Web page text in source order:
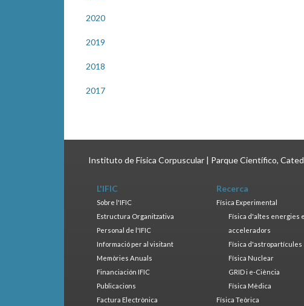
2020
2019
2018
2017
Instituto de Física Corpuscular | Parque Científico,
L'IFIC
Sobre l'IFIC
Estructura Organitzativa
Personal de l'IFIC
Informació per al visitant
Memòries Anuals
Financiación IFIC
Publicacions
Factura Electrònica
Recerca
Física Experimental
Física d'altes energies
acceleradors
Física d'astropartícules
Física Nuclear
GRID i e-Ciència
Física Mèdica
Física Teòrica